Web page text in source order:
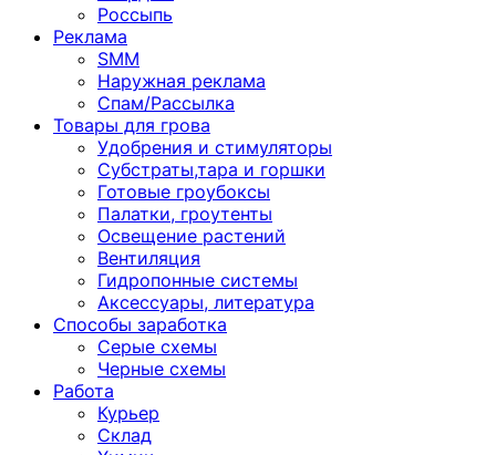
Россыпь
Реклама
SMM
Наружная реклама
Спам/Рассылка
Товары для грова
Удобрения и стимуляторы
Субстраты,тара и горшки
Готовые гроубоксы
Палатки, гроутенты
Освещение растений
Вентиляция
Гидропонные системы
Аксессуары, литература
Способы заработка
Серые схемы
Черные схемы
Работа
Курьер
Склад